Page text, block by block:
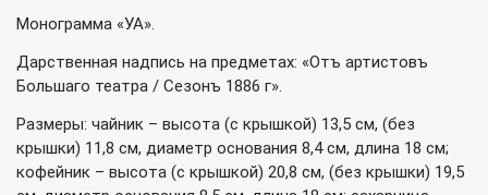
Монограмма «УА».
Дарственная надпись на предметах: «Отъ артистовъ
Большаго театра / Сезонъ 1886 г».
Размеры: чайник – высота (с крышкой) 13,5 см, (без
крышки) 11,8 см, диаметр основания 8,4 см, длина 18 см;
кофейник – высота (с крышкой) 20,8 см, (без крышки) 19,5